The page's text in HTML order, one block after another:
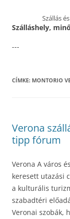
Szállás
Szálláshely,
---
CÍMKE: MONTORIO
Verona
tipp fórum
Verona A város
keresett utazási
a kulturális
szabadtéri
Veronai szobák,